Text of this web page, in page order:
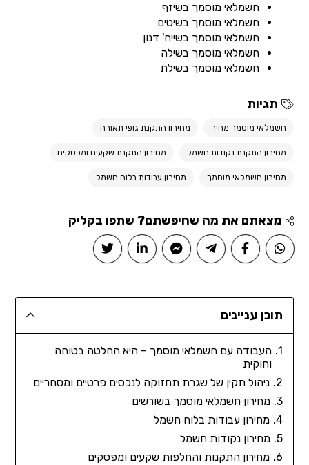
חשמלאי מוסמך בשיזף
חשמלאי מוסמך בשיטים
חשמלאי מוסמך בשייח' דנון
חשמלאי מוסמך בשילה
חשמלאי מוסמך בשילת
תגיות
חשמלאי מוסמך מחיר מחירון התקנת גופי תאורה
מחירון התקנת נקודות חשמל מחירון התקנת שקעים ומפסקים
מחירון חשמלאי מוסמך מחירון עבודות בלוח חשמל
מצאתם את מה שחיפשתם? שתפו בקליק
תוכן עניינים
העבודה עם חשמלאי מוסמך – היא החלטה בטוחה
וחוקית
ניהול תקין של שגרת תחזוקה לנכסים פרטיים ומסחריים
מחירון חשמלאי מוסמך בשורשים
מחירון עבודות בלוח חשמל
מחירון נקודות חשמל
מחירון התקנות והחלפות שקעים ומפסקים